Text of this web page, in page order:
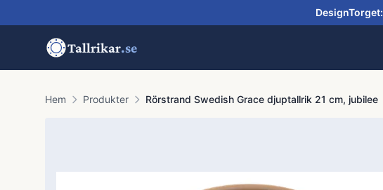
DesignTorget:
Tallrikar.se
Hem Produkter Rörstrand Swedish Grace djuptallrik 21 cm, jubilee